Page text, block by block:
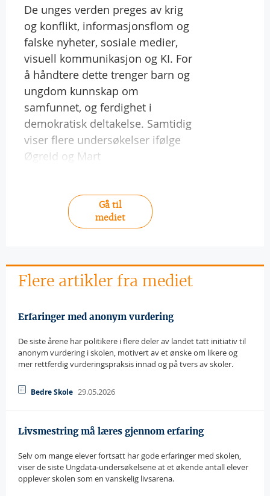
De unges verden preges av krig
og konflikt, informasjonsflom og
falske nyheter, sosiale medier,
visuell kommunikasjon og KI. For
å håndtere dette trenger barn og
ungdom kunnskap om
samfunnet, og ferdighet i
demokratisk deltakelse. Samtidig
viser flere undersøkelser ifølge
Øgreid og Mart
Gå til
mediet
Flere artikler fra mediet
Erfaringer med anonym vurdering
De siste årene har politikere i flere deler av landet tatt initiativ til
anonym vurdering i skolen, motivert av et ønske om likere og
mer rettferdig vurderingspraksis innad og på tvers av skoler.
Bedre Skole 29.05.2026
Livsmestring må læres gjennom erfaring
Selv om mange elever fortsatt har gode erfaringer med skolen,
viser de siste Ungdata-undersøkelsene at et økende antall elever
opplever skolen som en vanskelig livsarena.